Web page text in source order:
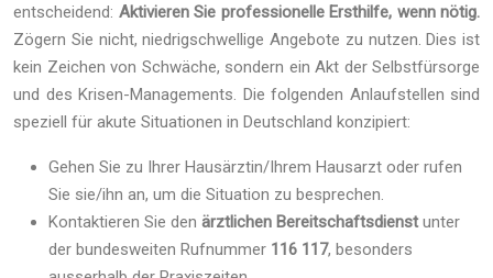
entscheidend: Aktivieren Sie professionelle Ersthilfe, wenn nötig.
Zögern Sie nicht, niedrigschwellige Angebote zu nutzen. Dies ist
kein Zeichen von Schwäche, sondern ein Akt der Selbstfürsorge
und des Krisen-Managements. Die folgenden Anlaufstellen sind
speziell für akute Situationen in Deutschland konzipiert:
Gehen Sie zu Ihrer Hausärztin/Ihrem Hausarzt oder rufen
Sie sie/ihn an, um die Situation zu besprechen.
Kontaktieren Sie den ärztlichen Bereitschaftsdienstunter
der bundesweiten Rufnummer 116 117, besonders